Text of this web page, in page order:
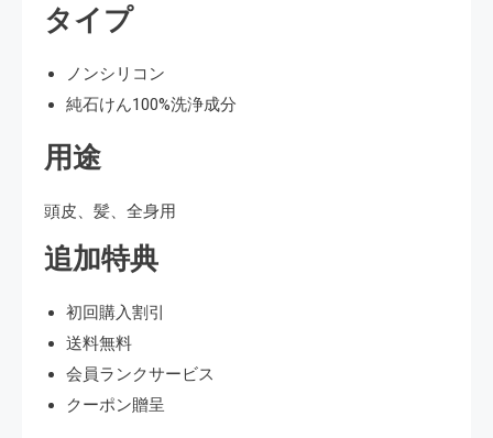
タイプ
ノンシリコン
純石けん100%洗浄成分
用途
頭皮、髪、全身用
追加特典
初回購入割引
送料無料
会員ランクサービス
クーポン贈呈